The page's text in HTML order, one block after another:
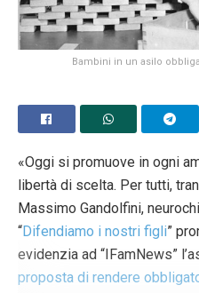
Bambini in un asilo
«Oggi si promuove in ogni
libertà di scelta. Per tutti,
Massimo Gandolfini,
“Difendiamo i nostri figli”
evidenzia ad “IFamNews”
proposta di rendere